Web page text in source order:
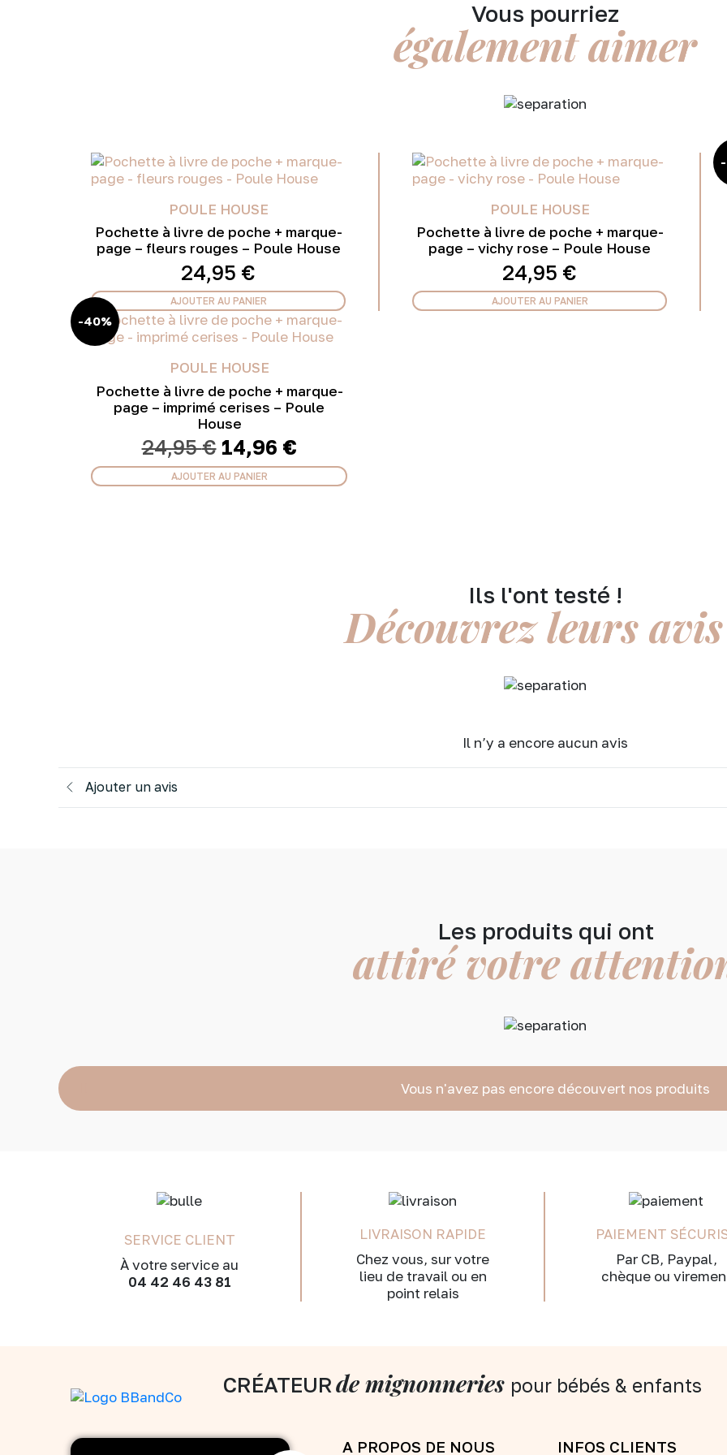
Vous pourriez
également aimer
POULE HOUSE
Pochette à livre de poche + marque-
page – fleurs rouges – Poule House
24,95 €
AJOUTER AU PANIER
POULE HOUSE
Pochette à livre de poche + marque-
page – vichy rose – Poule House
24,95 €
AJOUTER AU PANIER
-40%
POULE HOUSE
Pochette à livre de poche + marque-
page – imprimé cerises – Poule
House
24,95€ Le
prix
initial
14,96 €Le
prix
actuel
AJOUTER AU PANIER
Ils l'ont testé !
Découvrez leurs
Il n’y a encore aucun avis
Ajouter un avis
Les produits qui ont
attiré votre
Vous n'avez pas encore découvert nos produits
SERVICE CLIENT
À votre service au
04 42 46 43 81
LIVRAISON RAPIDE
Chez vous, sur votre
lieu de travail ou en
point relais
PAIEMENT
Par CB, Paypal,
chèque ou
CRÉATEURde mignonneries pour bébés & enfants
A PROPOS DE NOUS INFOS CLIENTS